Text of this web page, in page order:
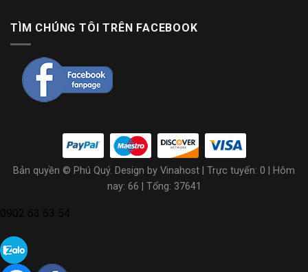
TÌM CHÚNG TÔI TRÊN FACEBOOK
Bản quyền © Phú Quý. Design by Vinahost
| Trực tuyến: 0 | Hôm
nay: 66 | Tổng: 37641